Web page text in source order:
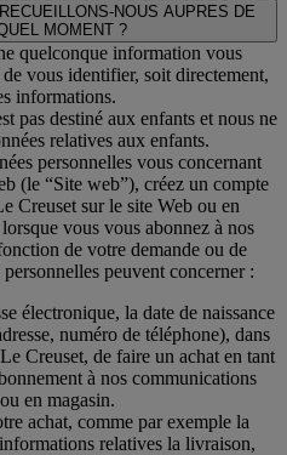
NOUS AUPRES DE
MOMENT ?
quelconque information vous
vous identifier, soit directement,
informations.
pas destiné aux enfants et nous ne
relatives aux enfants.
personnelles vous concernant
(le “Site web”), créez un compte
Creuset sur le site Web ou en
vous vous abonnez à nos
de votre demande ou de
peuvent concerner :
électronique, la date de naissance
numéro de téléphone), dans
Creuset, de faire un achat en tant
à nos communications
en magasin.
achat, comme par exemple la
relatives la livraison,